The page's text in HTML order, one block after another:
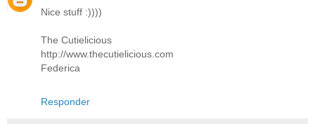
Nice stuff :))))
The Cutielicious
http://www.thecutielicious.com
Federica
Responder